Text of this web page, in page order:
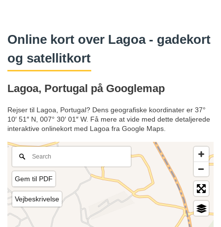
Online kort over Lagoa - gadekort
og satellitkort
Lagoa, Portugal på Googlemap
Rejser til Lagoa, Portugal? Dens geografiske koordinater er 37°
10′ 51″ N, 007° 30′ 01″ W. Få mere at vide med dette detaljerede
interaktive onlinekort med Lagoa fra Google Maps.
Gem til PDF
Vejbeskrivelse